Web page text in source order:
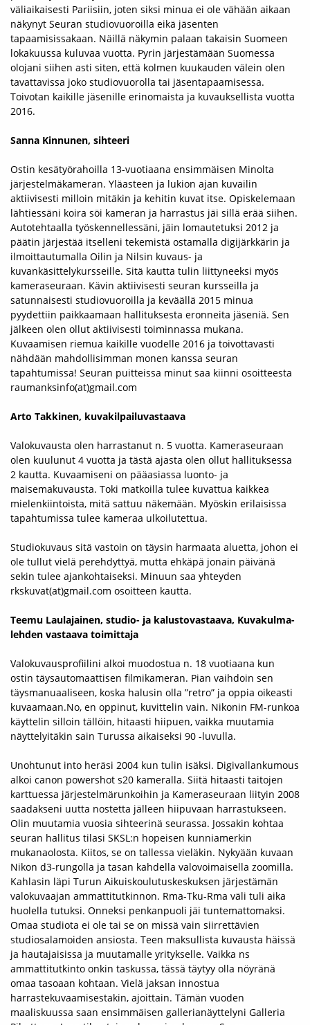
väliaikaisesti Pariisiin, joten siksi minua ei ole vähään aikaan
näkynyt Seuran studiovuoroilla eikä jäsenten
tapaamisissakaan. Näillä näkymin palaan takaisin Suomeen
lokakuussa kuluvaa vuotta. Pyrin järjestämään Suomessa
olojani siihen asti siten, että kolmen kuukauden välein olen
tavattavissa joko studiovuorolla tai jäsentapaamisessa.
Toivotan kaikille jäsenille erinomaista ja kuvauksellista vuotta
2016.
Sanna Kinnunen, sihteeri
Ostin kesätyörahoilla 13-vuotiaana ensimmäisen Minolta
järjestelmäkameran. Yläasteen ja lukion ajan kuvailin
aktiivisesti milloin mitäkin ja kehitin kuvat itse. Opiskelemaan
lähtiessäni koira söi kameran ja harrastus jäi sillä erää siihen.
Autotehtaalla työskennellessäni, jäin lomautetuksi 2012 ja
päätin järjestää itselleni tekemistä ostamalla digijärkkärin ja
ilmoittautumalla Oilin ja Nilsin kuvaus- ja
kuvankäsittelykursseille. Sitä kautta tulin liittyneeksi myös
kameraseuraan. Kävin aktiivisesti seuran kursseilla ja
satunnaisesti studiovuoroilla ja keväällä 2015 minua
pyydettiin paikkaamaan hallituksesta eronneita jäseniä. Sen
jälkeen olen ollut aktiivisesti toiminnassa mukana.
Kuvaamisen riemua kaikille vuodelle 2016 ja toivottavasti
nähdään mahdollisimman monen kanssa seuran
tapahtumissa! Seuran puitteissa minut saa kiinni osoitteesta
raumanksinfo(at)gmail.com
Arto Takkinen, kuvakilpailuvastaava
Valokuvausta olen harrastanut n. 5 vuotta. Kameraseuraan
olen kuulunut 4 vuotta ja tästä ajasta olen ollut hallituksessa
2 kautta. Kuvaamiseni on pääasiassa luonto- ja
maisemakuvausta. Toki matkoilla tulee kuvattua kaikkea
mielenkiintoista, mitä sattuu näkemään. Myöskin erilaisissa
tapahtumissa tulee kameraa ulkoilutettua.
Studiokuvaus sitä vastoin on täysin harmaata aluetta, johon ei
ole tullut vielä perehdyttyä, mutta ehkäpä jonain päivänä
sekin tulee ajankohtaiseksi. Minuun saa yhteyden
rkskuvat(at)gmail.com osoitteen kautta.
Teemu Laulajainen, studio- ja kalustovastaava, Kuvakulma-
lehden vastaava toimittaja
Valokuvausprofiilini alkoi muodostua n. 18 vuotiaana kun
ostin täysautomaattisen filmikameran. Pian vaihdoin sen
täysmanuaaliseen, koska halusin olla ”retro” ja oppia oikeasti
kuvaamaan.No, en oppinut, kuvittelin vain. Nikonin FM-runkoa
käyttelin silloin tällöin, hitaasti hiipuen, vaikka muutamia
näyttelyitäkin sain Turussa aikaiseksi 90 -luvulla.
Unohtunut into heräsi 2004 kun tulin isäksi. Digivallankumous
alkoi canon powershot s20 kameralla. Siitä hitaasti taitojen
karttuessa järjestelmärunkoihin ja Kameraseuraan liityin 2008
saadakseni uutta nostetta jälleen hiipuvaan harrastukseen.
Olin muutamia vuosia sihteerinä seurassa. Jossakin kohtaa
seuran hallitus tilasi SKSL:n hopeisen kunniamerkin
mukanaolosta. Kiitos, se on tallessa vieläkin. Nykyään kuvaan
Nikon d3-rungolla ja tasan kahdella valovoimaisella zoomilla.
Kahlasin läpi Turun Aikuiskoulutuskeskuksen järjestämän
valokuvaajan ammattitutkinnon. Rma-Tku-Rma väli tuli aika
huolella tutuksi. Onneksi penkanpuoli jäi tuntemattomaksi.
Omaa studiota ei ole tai se on missä vain siirrettävien
studiosalamoiden ansiosta. Teen maksullista kuvausta häissä
ja hautajaisissa ja muutamalle yritykselle. Vaikka ns
ammattitutkinto onkin taskussa, tässä täytyy olla nöyränä
omaa tasoaan kohtaan. Vielä jaksan innostua
harrastekuvaamisestakin, ajoittain. Tämän vuoden
maaliskuussa saan ensimmäisen gallerianäyttelyni Galleria